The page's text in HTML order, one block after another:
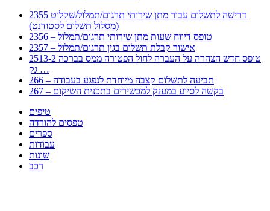
2355 דרישה לתשלום עבור מתן שירותי תרגום/תמלול/שקלוט
(מסלול תשלום לסטודנט)
2356 – טופס דיווח שעות מתן שירותי תרגום/תמלול
2357 – אישור קבלת תשלום בגין תרגום/תמלול
2513-2 טופס חדש הצהרה על העברה לחול הפטורה ממס בברכה
גק …
266 – תביעה לתשלום קצבה מיוחדת לנפגע בעבודה
267 – בקשה לסיוע במענק למכשירים בתכנית השיקום
טיפים
טפסים להורדה
ספרים
עבודות
שונות
רכב